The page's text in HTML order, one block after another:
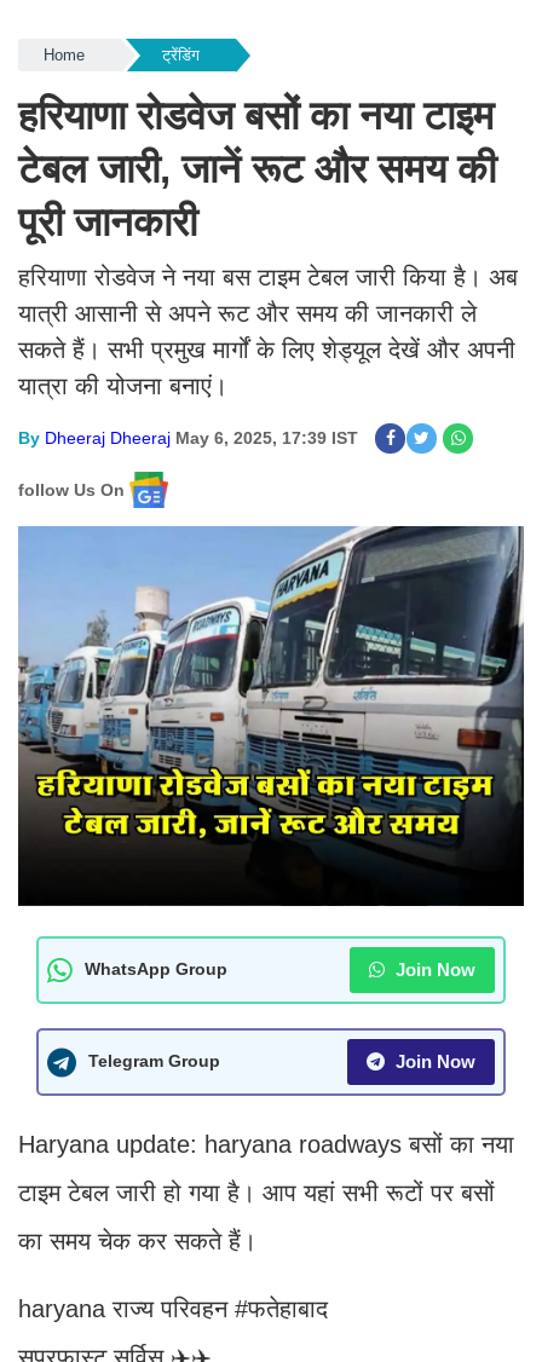
Home ट्रेंडिंग
हरियाणा रोडवेज बसों का नया टाइम
टेबल जारी, जानें रूट और समय की
पूरी जानकारी
हरियाणा रोडवेज ने नया बस टाइम टेबल जारी किया है। अब
यात्री आसानी से अपने रूट और समय की जानकारी ले
सकते हैं। सभी प्रमुख मार्गों के लिए शेड्यूल देखें और अपनी
यात्रा की योजना बनाएं।
By Dheeraj Dheeraj May 6, 2025, 17:39 IST
follow Us On
WhatsApp Group Join Now
Telegram Group Join Now
Haryana update: haryana roadways बसों का नया
टाइम टेबल जारी हो गया है। आप यहां सभी रूटों पर बसों
का समय चेक कर सकते हैं।
haryana राज्य परिवहन #फतेहाबाद
सुपरफास्ट सर्विस ✈️✈️